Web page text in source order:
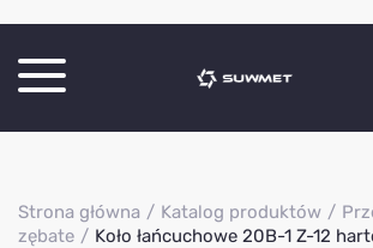
O Firmie
Strona główna Katalog produktów
zębate
Koło łańcuchowe 20B-1 Z-12